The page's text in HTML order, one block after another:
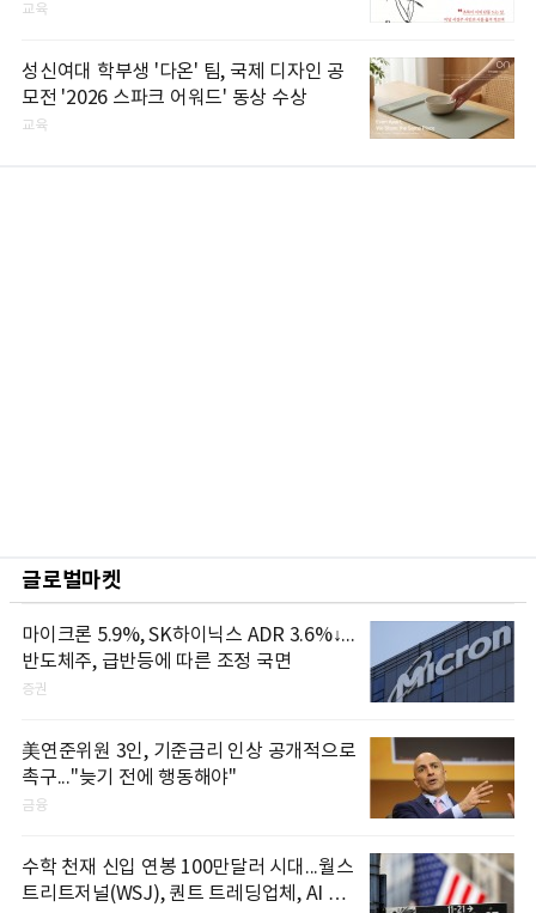
교육
성신여대 학부생 '다온' 팀, 국제 디자인 공
모전 '2026 스파크 어워드' 동상 수상
교육
글로벌마켓
마이크론 5.9%, SK하이닉스 ADR 3.6%↓...
반도체주, 급반등에 따른 조정 국면
증권
美연준위원 3인, 기준금리 인상 공개적으로
촉구..."늦기 전에 행동해야"
금융
수학 천재 신입 연봉 100만달러 시대...월스
트리트저널(WSJ), 퀀트 트레딩업체, AI 기